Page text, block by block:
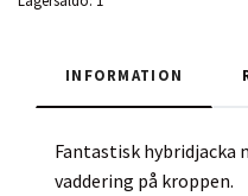
INFORMATION
Fantastisk hybridjacka
vaddering på kroppen.